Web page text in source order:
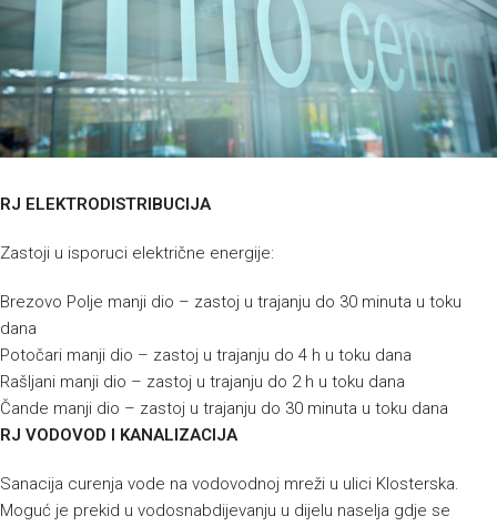
RJ ELEKTRODISTRIBUCIJA
Zastoji u isporuci električne energije:
Brezovo Polje manji dio – zastoj u trajanju do 30 minuta u toku
dana
Potočari manji dio – zastoj u trajanju do 4 h u toku dana
Rašljani manji dio – zastoj u trajanju do 2 h u toku dana
Čande manji dio – zastoj u trajanju do 30 minuta u toku dana
RJ VODOVOD I KANALIZACIJA
Sanacija curenja vode na vodovodnoj mreži u ulici Klosterska.
Moguć je prekid u vodosnabdijevanju u dijelu naselja gdje se